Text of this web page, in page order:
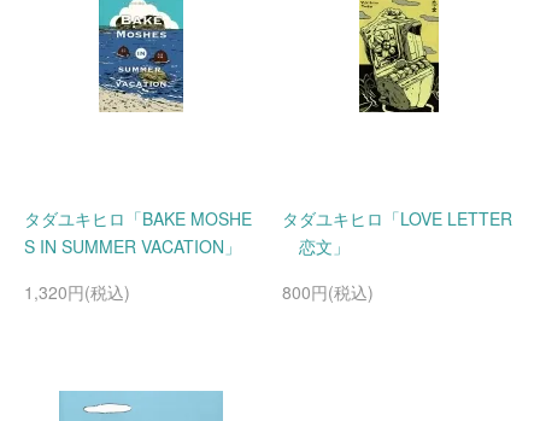
タダユキヒロ「BAKE MOSHE
S IN SUMMER VACATION」
1,320円(税込)
タダユキヒロ「LOVE LETTER
恋文」
800円(税込)